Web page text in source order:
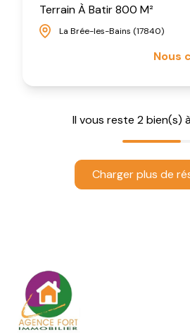
Terrain À Batir 800 M²
La Brée-les-Bains (17840)
Nous
Il vous reste 2bien(s)
Charger plus de